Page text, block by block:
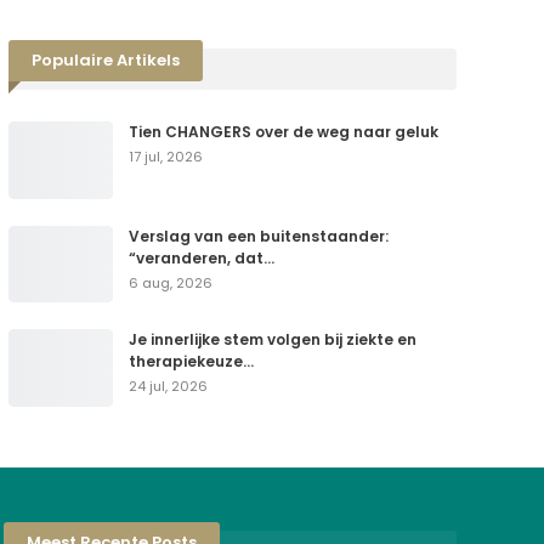
Populaire Artikels
Tien CHANGERS over de weg naar geluk
17 jul, 2026
Verslag van een buitenstaander:
“veranderen, dat…
6 aug, 2026
Je innerlijke stem volgen bij ziekte en
therapiekeuze…
24 jul, 2026